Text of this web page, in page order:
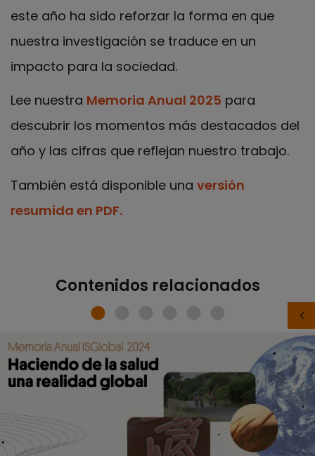
este año ha sido reforzar la forma en que
nuestra investigación se traduce en un
impacto para la sociedad.
Lee nuestra Memoria Anual 2025 para
descubrir los momentos más destacados del
año y las cifras que reflejan nuestro trabajo.
También está disponible una versión
resumida en PDF.
Contenidos relacionados